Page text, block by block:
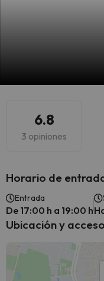
6.8
3 opiniones
Horario de
Entrada
De 17:00 h a 19:00 h
Ubicación y